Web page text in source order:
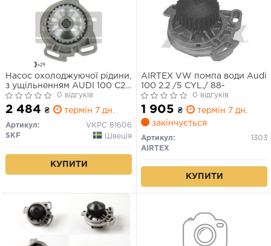
Насос охолоджуючої рідини,
з ущільненням AUDI 100 C2,
100 C3, 200 C3, 80 B3, 80 B4,
90 B2, 90 B3, COUPE B2,
COUPE B3, QUATTRO 1.9-2.3
07.77-12.96
0 відгуків
2 484 ₴ термін 7 дн.
Артикул:
VKPC 81606
SKF
Швеція
КУПИТИ
AIRTEX VW помпа води Audi
100 2.2 /5 CYL./ 88-
0 відгуків
1 905 ₴
термін 7 дн.
закінчується
Артикул:
1303
AIRTEX
КУПИТИ